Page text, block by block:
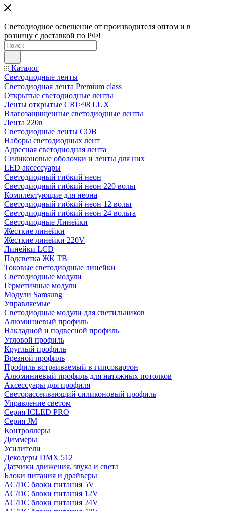
Светодиодное освещение от производителя оптом и в
розницу с доставкой по РФ!
Каталог
Светодиодные ленты
Светодиодная лента Premium class
Открытые светодиодные ленты
Ленты открытые CRI>98 LUX
Влагозащищенные светодиодные ленты
Лента 220в
Светодиодные ленты COB
Наборы светодиодных лент
Адресная светодиодная лента
Силиконовые оболочки и ленты для них
LED аксессуары
Светодиодный гибкий неон
Светодиодный гибкий неон 220 вольт
Комплектующие для неона
Светодиодный гибкий неон 12 вольт
Светодиодный гибкий неон 24 вольта
Светодиодные Линейки
Жесткие линейки
Жесткие линейки 220V
Линейки LCD
Подсветка ЖК ТВ
Токовые светодиодные линейки
Светодиодные модули
Герметичные модули
Модули Samsung
Управляемые
Светодиодные модули для светильников
Алюминиевый профиль
Накладной и подвесной профиль
Угловой профиль
Круглый профиль
Врезной профиль
Профиль встраиваемый в гипсокартон
Алюминиевый профиль для натяжных потолков
Аксессуары для профиля
Светорассеивающий силиконовый профиль
Управление светом
Серия ICLED PRO
Серия JM
Контроллеры
Диммеры
Усилители
Декодеры DMX 512
Датчики движения, звука и света
Блоки питания и драйверы
AC/DC блоки питания 5V
AC/DC блоки питания 12V
AC/DC блоки питания 24V